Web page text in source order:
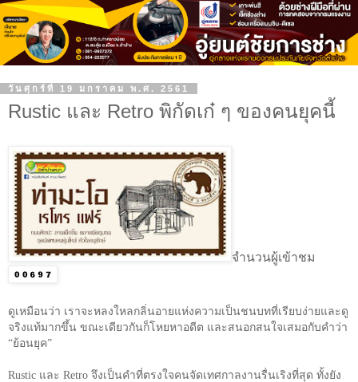
วันศุกร์ที่ 19 มกราคม พ.ศ. 2561
Rustic และ Retro พิกัดเก๋ ๆ ของคนยุคนี้
จำนวนผู้เข้าชม
ดูเหมือนว่า เราจะหลงใหลกลิ่นอายแห่งความเป็นชนบทที่เรียบง่ายและดู
จริงแท้มากขึ้น ขณะเดียวกันก็โหยหาอดีต และสนอกสนใจเสมอกับคำว่า
“ย้อนยุค”
Rustic และ Retro จึงเป็นคำที่ตรงใจคนจัดเทศกาลงานรื่นเริงที่สุด ทั้งยัง